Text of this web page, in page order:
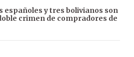
españoles y tres bolivianos son
crimen de compradores de